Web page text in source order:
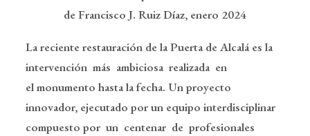
de Francisco J. Ruiz Díaz, enero 2024
La reciente restauración de la Puerta de Alcalá es la
intervención más ambiciosa realizada en
el monumento hasta la fecha. Un proyecto
innovador, ejecutado por un equipo interdisciplinar
compuesto por un centenar de profesionales